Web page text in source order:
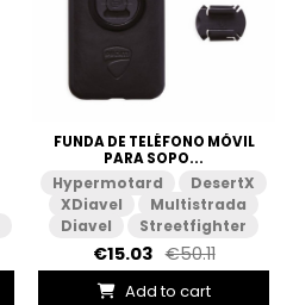
FUNDA DE TELÉFONO MÓVIL
PARA SOPO...
Hypermotard
DesertX
XDiavel
Multistrada
Diavel
Streetfighter
€15.03 €50.11
Add to cart